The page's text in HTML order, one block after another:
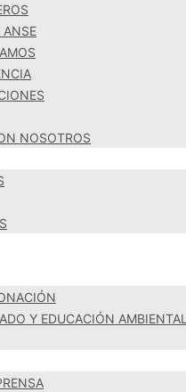
ANSE
NOSOTROS
Y EDUCACIÓN AMBIENTAL